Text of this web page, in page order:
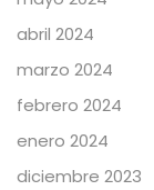
abril 2024
marzo 2024
febrero 2024
enero 2024
diciembre 2023